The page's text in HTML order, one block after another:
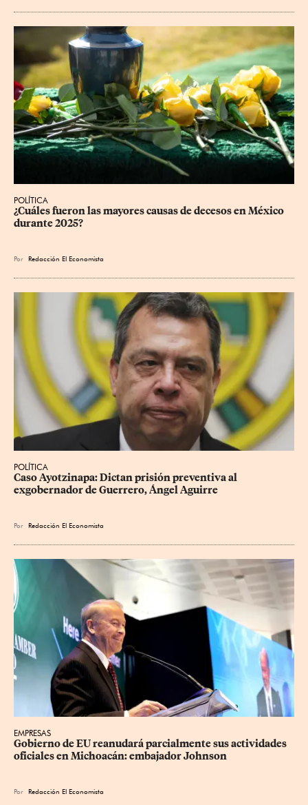
POLÍTICA
¿Cuáles fueron las mayores causas de decesos en México
durante 2025?
Por Redacción El Economista
POLÍTICA
Caso Ayotzinapa: Dictan prisión preventiva al
exgobernador de Guerrero, Ángel Aguirre
Por Redacción El Economista
EMPRESAS
Gobierno de EU reanudará parcialmente sus actividades
oficiales en Michoacán: embajador Johnson
Por Redacción El Economista